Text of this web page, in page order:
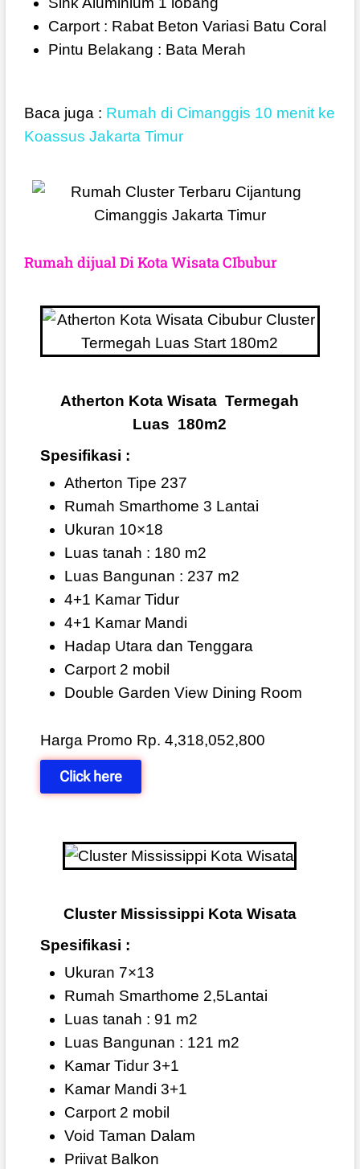
Carport : Rabat Beton Variasi Batu Coral
Pintu Belakang : Bata Merah
Baca juga : Rumah di Cimanggis 10 menit ke
Koassus Jakarta Timur
Rumah dijual Di Kota Wisata CIbubur
Atherton Kota Wisata Termegah
Luas 180m2
Spesifikasi :
Atherton Tipe 237
Rumah Smarthome 3 Lantai
Ukuran 10×18
Luas tanah : 180 m2
Luas Bangunan : 237 m2
4+1 Kamar Tidur
4+1 Kamar Mandi
Hadap Utara dan Tenggara
Carport 2 mobil
Double Garden View Dining Room
Harga Promo Rp. 4,318,052,800
Click here
Cluster Mississippi Kota Wisata
Spesifikasi :
Ukuran 7×13
Rumah Smarthome 2,5Lantai
Luas tanah : 91 m2
Luas Bangunan : 121 m2
Kamar Tidur 3+1
Kamar Mandi 3+1
Carport 2 mobil
Void Taman Dalam
Priivat Balkon